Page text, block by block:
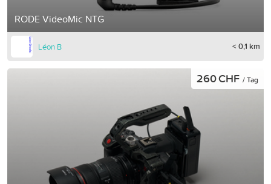
RODE VideoMic NTG
Léon B < 0,1 km
260 CHF / Tag